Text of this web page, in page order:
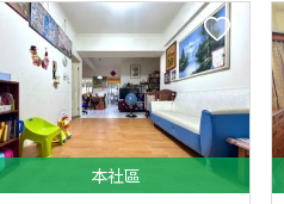
本社區